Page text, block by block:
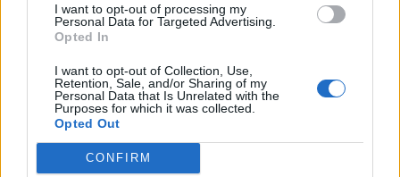
I want to opt-out of processing my
Personal Data for Targeted Advertising.
Opted In
I want to opt-out of Collection, Use,
Retention, Sale, and/or Sharing of my
Personal Data that Is Unrelated with the
Purposes for which it was collected.
Opted Out
CONFIRM
E-post:annonse@fjell-ljom.no
E-post:abonnement@fjell-ljom.no
Utgiver:
Fjell-Ljom AS